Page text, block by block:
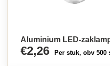
Aluminium LED-
€2,26 Per stuk, obv 500